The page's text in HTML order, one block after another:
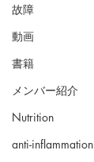
故障
動画
書籍
メンバー紹介
Nutrition
anti-inflammation